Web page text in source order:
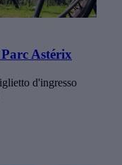
Astérix
d'ingresso